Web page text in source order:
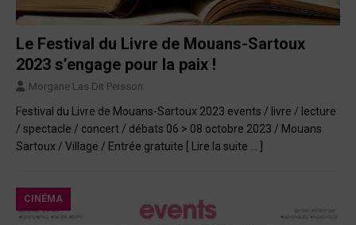
Le Festival du Livre de Mouans-Sartoux
2023 s’engage pour la paix !
Morgane Las Dit Peisson
Festival du Livre de Mouans-Sartoux 2023 events / livre / lecture
/ spectacle / concert / débats 06 > 08 octobre 2023 / Mouans
Sartoux / Village / Entrée gratuite
[ Lire la suite … ]
CINÉMA